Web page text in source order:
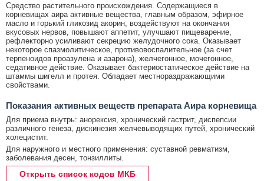
Средство растительного происхождения. Содержащиеся в
корневищах аира активные вещества, главным образом, эфирное
масло и горький гликозид акорин, воздействуют на окончания
вкусовых нервов, повышают аппетит, улучшают пищеварение,
рефлекторно усиливают секрецию желудочного сока. Оказывает
некоторое спазмолитическое, противовоспалительное (за счет
терпеноидов проазулена и азарона), желчегонное, мочегонное,
седативное действие. Оказывает бактериостатическое действие на
штаммы шигелл и протея. Обладает местнораздражающими
свойствами.
Показания активных веществ препарата Аира корневища
Для приема внутрь: анорексия, хронический гастрит, диспепсии
различного генеза, дискинезия желчевыводящих путей, хронический
холецистит.
Для наружного и местного применения: суставной ревматизм,
заболевания десен, тонзиллиты.
Открыть список кодов МКБ